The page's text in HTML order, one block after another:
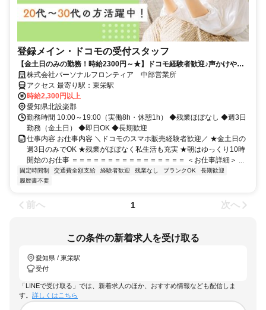
登録メイン・ドコモの受付スタッフ
【金土日のみの勤務！時給2300円～★】ドコモ経験者歓迎♪声かけやク
ロージングはナシ！
株式会社パーソナルフロンティア 中部営業所
アクセス 最寄り駅：東栄駅
時給2,300円以上
愛知県北設楽郡
勤務時間 10:00～19:00（実働8h・休憩1h） ◆残業ほぼなし ◆週3日
勤務（金土日） ◆即日OK ◆長期歓迎
仕事内容 お仕事内容 ＼ドコモのスマホ販売経験者歓迎／ ★金土日の
週3日のみでOK ★残業がほぼなく私生活も充実 ★朝はゆっくり10時
開始のお仕事 ＝＝＝＝＝＝＝＝＝＝＝＝＝＝＝＝ ＜お仕事詳細＞ ...
固定時間制 交通費全額支給 経験者歓迎 残業なし ブランクOK
長期歓迎
履歴書不要
前へ 1 次へ
この条件の新着求人を受け取る
愛知県 / 東栄駅
受付
「LINEで受け取る」では、新着求人のほか、おすすめ情報なども配信しま
す。 詳しくはこちら